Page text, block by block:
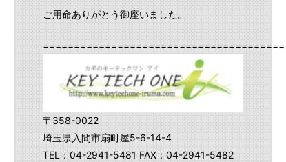
ご用命ありがとう御座いました。
〒358-0022
埼玉県入間市扇町屋5-6-14-4
TEL：04-2941-5481 FAX：04-2941-5482